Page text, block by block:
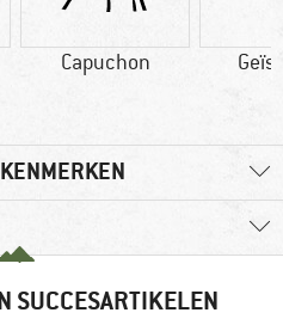
Capuchon
SUCCESARTIKELEN